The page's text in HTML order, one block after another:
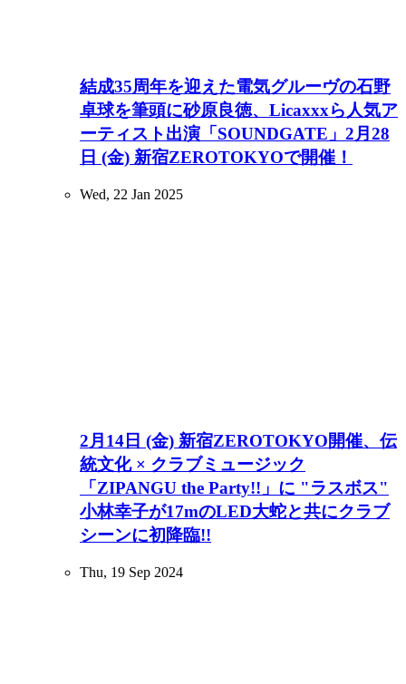
結成35周年を迎えた電気グルーヴの石野
卓球を筆頭に砂原良徳、Licaxxxら人気ア
ーティスト出演「SOUNDGATE」2月28
日 (金) 新宿ZEROTOKYOで開催！
Wed, 22 Jan 2025
2月14日 (金) 新宿ZEROTOKYO開催、伝
統文化 × クラブミュージック
「ZIPANGU the Party!!」に "ラスボス"
小林幸子が17mのLED大蛇と共にクラブ
シーンに初降臨!!
Thu, 19 Sep 2024